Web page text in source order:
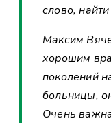
слово,
Максим
хорошим
поколений
больницы,
Очень